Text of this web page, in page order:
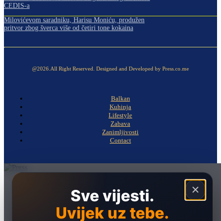
CEDIS-a
Milovićevom saradniku, Harisu Moniću, produžen
pritvor zbog šverca više od četiri tone kokaina
@2026.All Right Reserved. Designed and Developed by Press.co.me
Balkan
Kuhinja
Lifestyle
Zabava
Zanimljivosti
Contact
×
Sve vijesti.
Uvijek uz tebe.